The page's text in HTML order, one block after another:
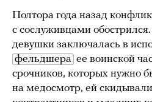
Полтора года назад
с сослуживцами
девушки заключалась в
фельдшера ее воинской
срочников, которых нужно
на медосмотр, ей